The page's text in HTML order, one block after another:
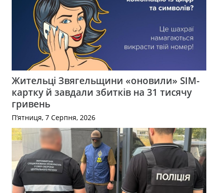
Жительці Звягельщини «оновили» SIM-
картку й завдали збитків на 31 тисячу
гривень
П’ятниця, 7 Серпня, 2026